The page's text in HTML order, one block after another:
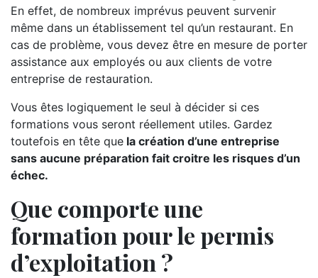
En effet, de nombreux imprévus peuvent survenir
même dans un établissement tel qu’un restaurant. En
cas de problème, vous devez être en mesure de porter
assistance aux employés ou aux clients de votre
entreprise de restauration.
Vous êtes logiquement le seul à décider si ces
formations vous seront réellement utiles. Gardez
toutefois en tête que la création d’une entreprise
sans aucune préparation fait croitre les risques d’un
échec.
Que comporte une
formation pour le permis
d’exploitation ?